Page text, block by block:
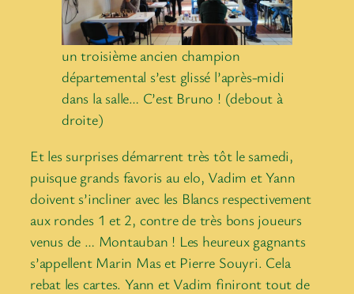
un troisième ancien champion
départemental s’est glissé l’après-midi
dans la salle… C’est Bruno ! (debout à
droite)
Et les surprises démarrent très tôt le samedi,
puisque grands favoris au elo, Vadim et Yann
doivent s’incliner avec les Blancs respectivement
aux rondes 1 et 2, contre de très bons joueurs
venus de … Montauban ! Les heureux gagnants
s’appellent Marin Mas et Pierre Souyri. Cela
rebat les cartes. Yann et Vadim finiront tout de